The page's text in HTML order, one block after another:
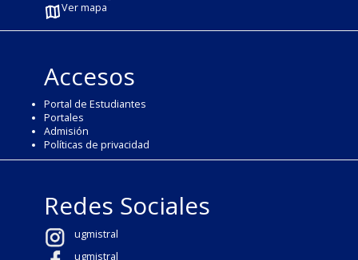
Ver mapa
Accesos
Portal de Estudiantes
Portales
Admisión
Políticas de privacidad
Redes Sociales
ugmistral
ugmistral